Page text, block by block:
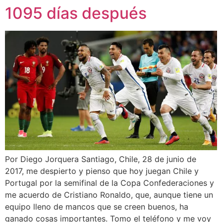
1095 días después
Por Diego Jorquera Santiago, Chile, 28 de junio de
2017, me despierto y pienso que hoy juegan Chile y
Portugal por la semifinal de la Copa Confederaciones y
me acuerdo de Cristiano Ronaldo, que, aunque tiene un
equipo lleno de mancos que se creen buenos, ha
ganado cosas importantes. Tomo el teléfono y me voy